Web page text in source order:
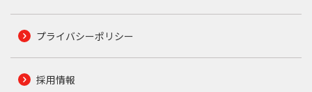
プライバシーポリシー
採用情報